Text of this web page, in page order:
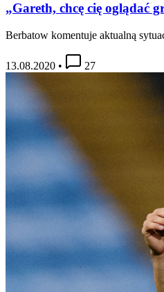
„Gareth, chcę cię oglądać
Berbatow komentuje aktualną
13.08.2020 • 27